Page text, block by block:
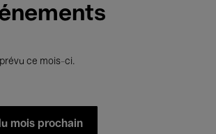
ce mois-ci.
mois prochain